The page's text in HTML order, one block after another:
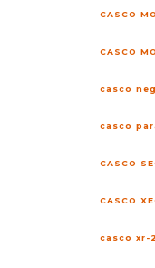
CASCO
CASCO
casco
casco
CASCO
CASCO
casco xr-